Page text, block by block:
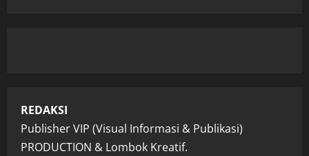
REDAKSI
Publisher VIP (Visual Informasi & Publikasi)
PRODUCTION & Lombok Kreatif.